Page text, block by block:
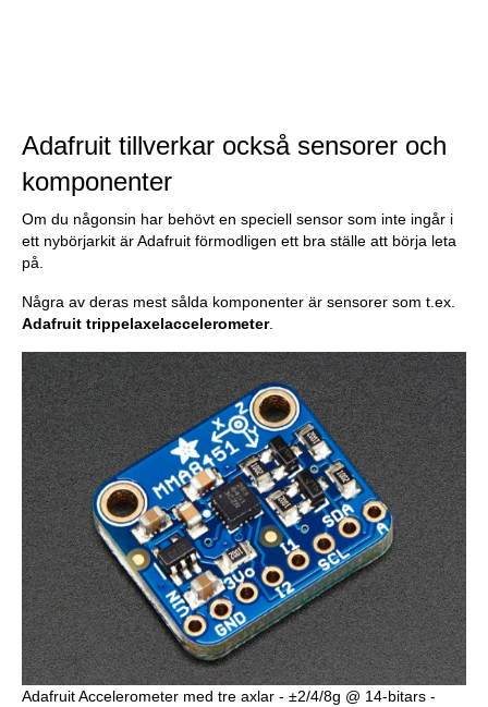
Adafruit tillverkar också sensorer och
komponenter
Om du någonsin har behövt en speciell sensor som inte ingår i
ett nybörjarkit är Adafruit förmodligen ett bra ställe att börja leta
på.
Några av deras mest sålda komponenter är sensorer som t.ex.
Adafruit trippelaxelaccelerometer.
Adafruit Accelerometer med tre axlar - ±2/4/8g @ 14-bitars -